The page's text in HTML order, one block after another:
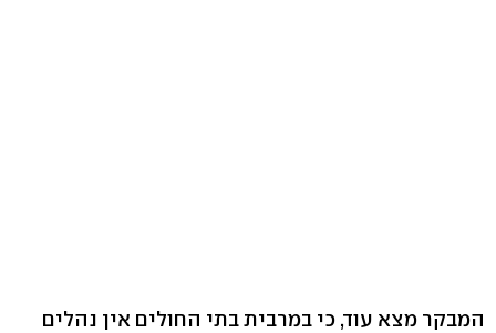
המבקר מצא עוד, כי במרבית בתי החולים אין נהלים